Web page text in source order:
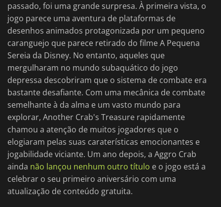
passado, foi uma grande surpresa. À primeira vista, o
jogo parece uma aventura de plataformas de
desenhos animados protagonizada por um pequeno
caranguejo que parece retirado do filme A Pequena
Sereia da Disney. No entanto, aqueles que
mergulharam no mundo subaquático do jogo
depressa descobriram que o sistema de combate era
bastante desafiante. Com uma mecânica de combate
semelhante à da alma e um vasto mundo para
explorar, Another Crab's Treasure rapidamente
chamou a atenção de muitos jogadores que o
elogiaram pelas suas caraterísticas emocionantes e
jogabilidade viciante. Um ano depois, a Aggro Crab
ainda não lançou nenhum outro título e o jogo está a
celebrar o seu primeiro aniversário com uma
atualização de conteúdo gratuita.